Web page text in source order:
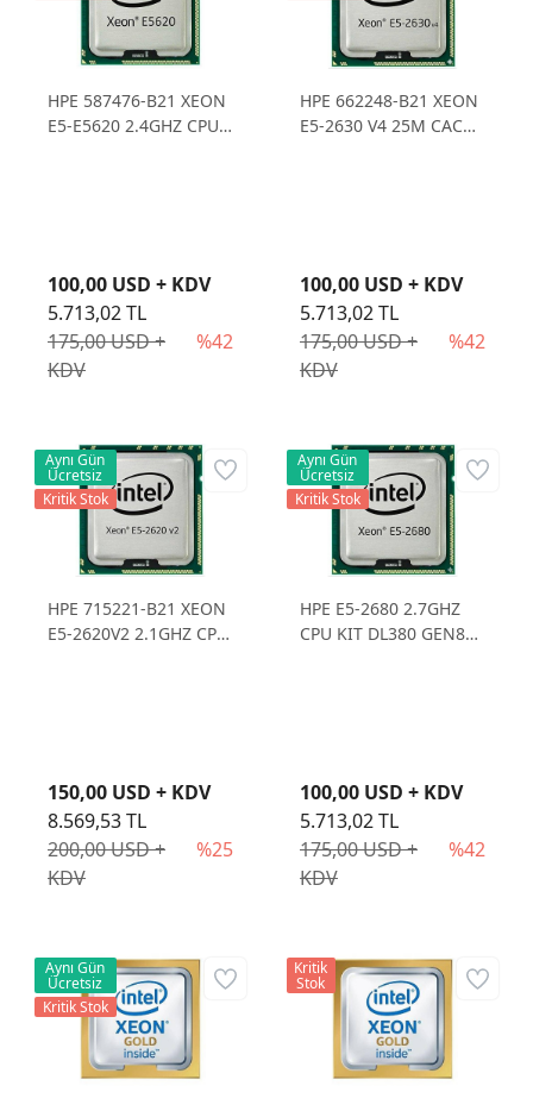
HPE 587476-B21 XEON
E5-E5620 2.4GHZ CPU
175,00 USD +
KDV
%42
100,00 USD + KDV
5.713,02 TL
HPE 662248-B21 XEON
E5-2630 V4 25M CACHE
175,00 USD +
KDV
%42
100,00 USD + KDV
5.713,02 TL
HPE 715221-B21 XEON
E5-2620V2 2.1GHZ CPU
200,00 USD +
KDV
%25
150,00 USD + KDV
8.569,53 TL
Aynı Gün
Ücretsiz
Kritik Stok
HPE E5-2680 2.7GHZ
CPU KIT DL380 GEN8
175,00 USD +
KDV
%42
100,00 USD + KDV
5.713,02 TL
Aynı Gün
Ücretsiz
Kritik Stok
Aynı Gün
Ücretsiz
Kritik Stok
Kritik
Stok